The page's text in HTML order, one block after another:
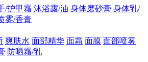
/护甲霜 沐浴露/油 身体磨砂膏 身体乳/
雾/香膏
爽肤水 面部精华 面霜 面膜 面部喷雾
防晒霜/乳